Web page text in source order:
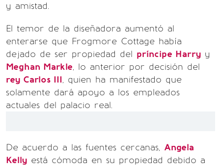
y amistad.
El temor de la diseñadora aumentó al
enterarse que Frogmore Cottage había
dejado de ser propiedad del príncipe Harry y
Meghan Markle, lo anterior por decisión del
rey Carlos III, quien ha manifestado que
solamente dará apoyo a los empleados
actuales del palacio real.
De acuerdo a las fuentes cercanas, Angela
Kelly está cómoda en su propiedad debido a